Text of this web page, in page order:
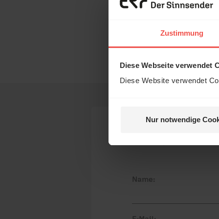
Zustimmung
Diese Webseite verwendet
Diese Website verwendet
Nur notwendige
Sie möchten noch
Name:
Das
und